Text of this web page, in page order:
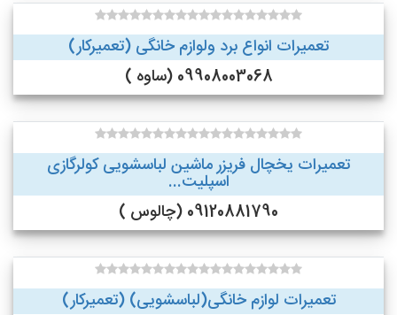
تعمیرات انواع برد ولوازم خانگی (تعمیرکار)
09908003068 (ساوه )
تعمیرات یخچال فریزر ماشین لباسشویی کولرگازی
اسپلیت...
09120881790 (چالوس )
تعمیرات لوازم خانگی(لباسشویی) (تعمیرکار)